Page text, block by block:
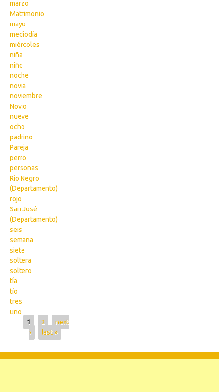
marzo
Matrimonio
mayo
mediodía
miércoles
niña
niño
noche
novia
noviembre
Novio
nueve
ocho
padrino
Pareja
perro
personas
Río Negro
(Departamento)
rojo
San José
(Departamento)
seis
semana
siete
soltera
soltero
tía
tío
tres
uno
Pages
1 2
next
›
last »